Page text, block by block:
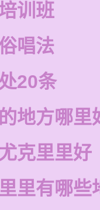
训班
唱法
20条
地方哪里
克里里好
里有哪些